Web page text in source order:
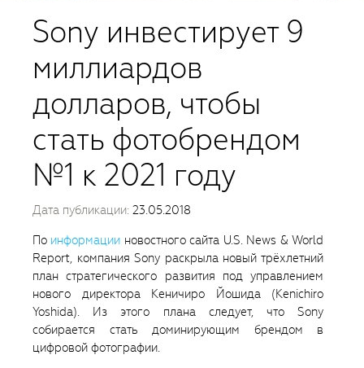
Sony инвестирует 9
миллиардов
долларов, чтобы
стать фотобрендом
№1 к 2021 году
Дата публикации: 23.05.2018
По информации новостного сайта U.S. News & World
Report, компания Sony раскрыла новый трёхлетний
план стратегического развития под управлением
нового директора Кеничиро Йошида (Kenichiro
Yoshida). Из этого плана следует, что Sony
собирается стать доминирующим брендом в
цифровой фотографии.